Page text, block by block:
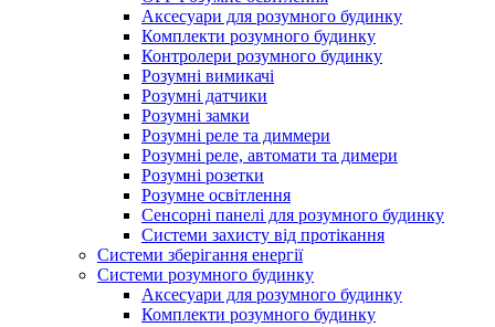
Аксесуари для розумного будинку
Комплекти розумного будинку
Контролери розумного будинку
Розумні вимикачі
Розумні датчики
Розумні замки
Розумні реле та диммери
Розумні реле, автомати та димери
Розумні розетки
Розумне освітлення
Сенсорні панелі для розумного будинку
Системи захисту від протікання
Системи зберігання енергії
Системи розумного будинку
Аксесуари для розумного будинку
Комплекти розумного будинку